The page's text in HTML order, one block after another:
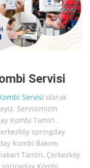
Servisi
Servisi olarak
Servisimizin
Kombi Tamiri ,
springday
Kombi Bakımı
Tamiri, Çerkezköy